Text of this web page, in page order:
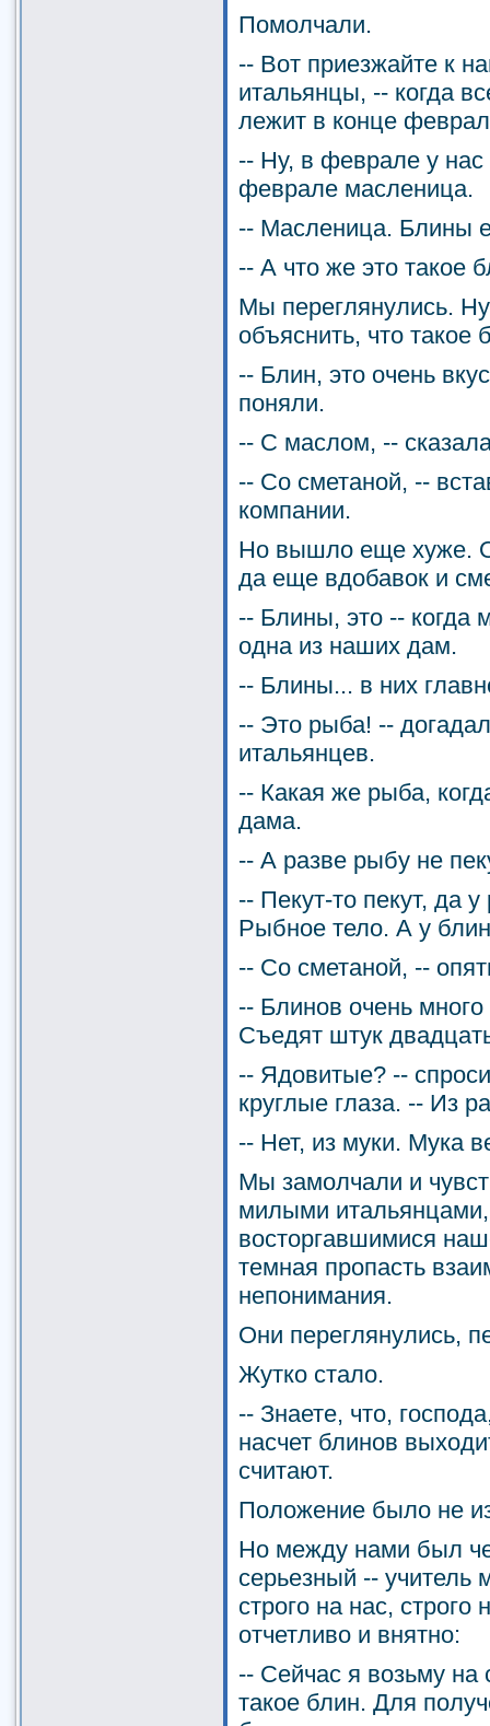
Помолчали.
-- Вот приезжайте к
итальянцы, -- когда
лежит в конце
-- Ну, в феврале у
феврале масленица.
-- Масленица. Блины
-- А что же это такое
Мы переглянулись.
объяснить, что такое
-- Блин, это очень
поняли.
-- С маслом, --
-- Со сметаной, --
компании.
Но вышло еще хуже.
да еще вдобавок и
-- Блины, это -- когда
одна из наших дам.
-- Блины... в них
-- Это рыба! --
итальянцев.
-- Какая же рыба,
дама.
-- А разве рыбу не
-- Пекут-то пекут, да
Рыбное тело. А у
-- Со сметаной, --
-- Блинов очень
Съедят штук
-- Ядовитые? --
круглые глаза. -- Из
-- Нет, из муки. Мука
Мы замолчали и
милыми
восторгавшимися
темная пропасть
непонимания.
Они переглянулись,
Жутко стало.
-- Знаете, что,
насчет блинов
считают.
Положение было не
Но между нами был
серьезный -- учитель
строго на нас, строго
отчетливо и внятно:
-- Сейчас я возьму на
такое блин. Для